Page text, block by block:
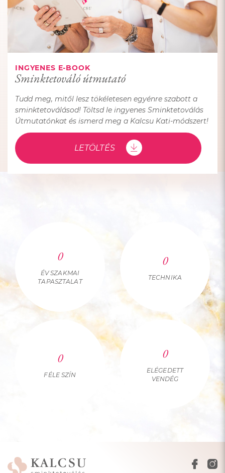
INGYENES E-BOOK
Sminktetováló útmutató
Tudd meg, mitől lesz tökéletesen egyénre szabott a
sminktetoválásod! Töltsd le ingyenes Sminktetoválás
Útmutatónkat és ismerd meg a Kalcsu Kati-módszert!
LETÖLTÉS
0
ÉV SZAKMAI
TAPASZTALAT
0
TECHNIKA
0
FÉLE SZÍN
0
ELÉGEDETT
VENDÉG